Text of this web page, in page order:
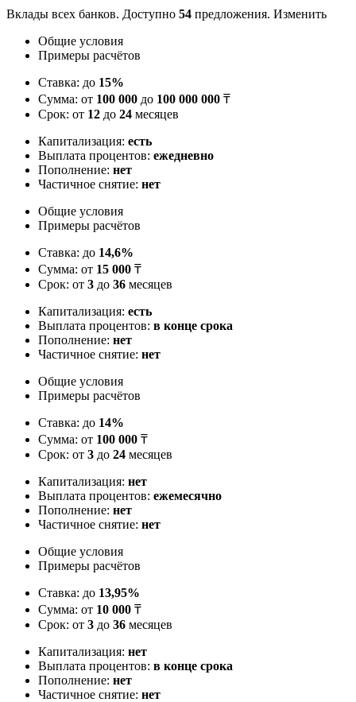
Вклады всех банков. Доступно 54 предложения. Изменить
Общие условия
Примеры расчётов
Ставка: до 15%
Сумма: от 100 000 до 100 000 000 ₸
Срок: от 12 до 24 месяцев
Капитализация: есть
Выплата процентов: ежедневно
Пополнение: нет
Частичное снятие: нет
Общие условия
Примеры расчётов
Ставка: до 14,6%
Сумма: от 15 000 ₸
Срок: от 3 до 36 месяцев
Капитализация: есть
Выплата процентов: в конце срока
Пополнение: нет
Частичное снятие: нет
Общие условия
Примеры расчётов
Ставка: до 14%
Сумма: от 100 000 ₸
Срок: от 3 до 24 месяцев
Капитализация: нет
Выплата процентов: ежемесячно
Пополнение: нет
Частичное снятие: нет
Общие условия
Примеры расчётов
Ставка: до 13,95%
Сумма: от 10 000 ₸
Срок: от 3 до 36 месяцев
Капитализация: нет
Выплата процентов: в конце срока
Пополнение: нет
Частичное снятие: нет